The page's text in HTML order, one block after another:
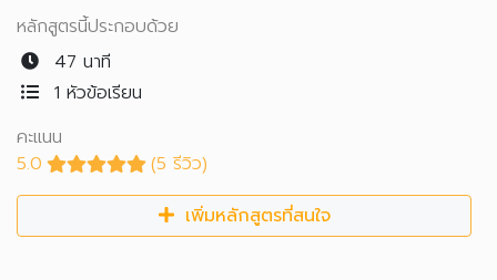
หลักสูตรนี้ประกอบด้วย
47 นาที
1 หัวข้อเรียน
คะแนน
5.0
(5 รีวิว)
เพิ่มหลักสูตรที่สนใจ